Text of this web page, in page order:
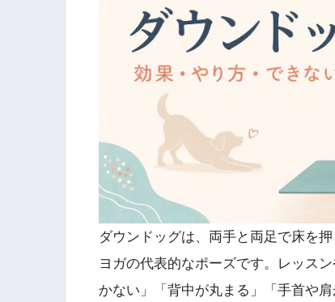
ダウンドッグは、両手と両足で床を
ヨガの代表的なポーズです。レッス
かない」「背中が丸まる」「手首や